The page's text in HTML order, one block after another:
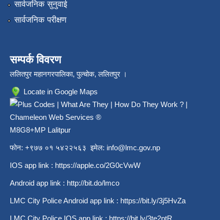
सार्वजनिक सुनुवाई
सार्वजनिक परीक्षण
सम्पर्क विवरण
ललितपुर महानगरपालिका, पुल्चोक, ललितपुर ।
Locate in Google Maps
M8G8+MP Lalitpur
फोन: +९७७ ०१ ५४२२५६३ इमेल: info@lmc.gov.np
IOS app link : https://apple.co/2G0cVwW
Android app link : http://bit.do/lmco
LMC City Police Android app link : https://bit.ly/3j5HvZa
LMC City Police IOS app link : https://bit.ly/3te2ptR